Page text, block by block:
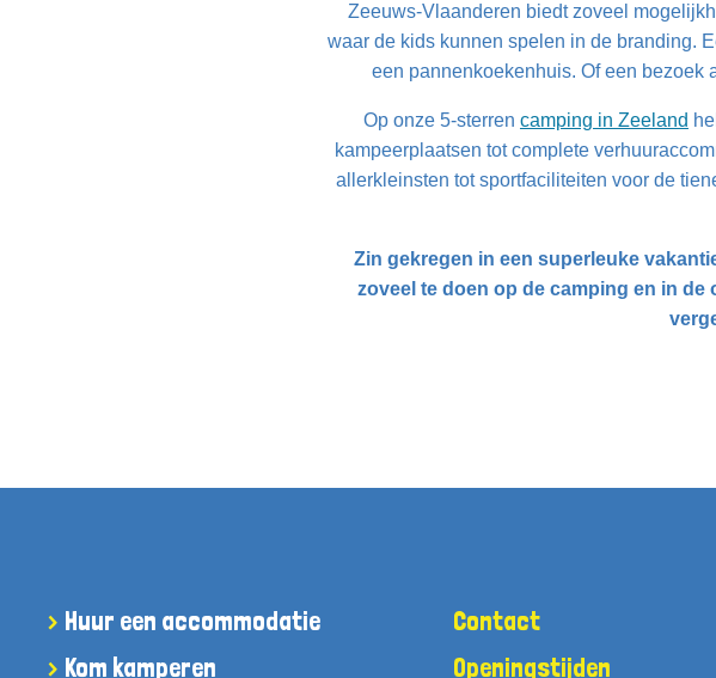
Zeeuws-Vlaanderen biedt zoveel
waar de kids kunnen spelen in de branding.
een pannenkoekenhuis. Of een bezoek
Op onze 5-sterren camping in Zeeland
kampeerplaatsen tot complete
allerkleinsten tot sportfaciliteiten voor de
Zin gekregen in een superleuke
zoveel te doen op de camping en in
Huur een accommodatie
Kom kamperen
Contact
Openingstijden